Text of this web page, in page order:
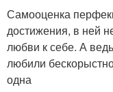
Самооценка
достижения, в ней
любви к себе. А
любили
одна